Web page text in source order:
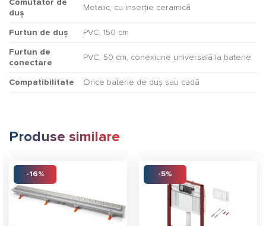
Comutator de
duș
Metalic, cu inserție ceramică
Furtun de duș PVC, 150 cm
Furtun de
conectare
PVC, 50 cm, conexiune universală la baterie
Compatibilitate Orice baterie de duș sau cadă
Produse similare
-16% -5%